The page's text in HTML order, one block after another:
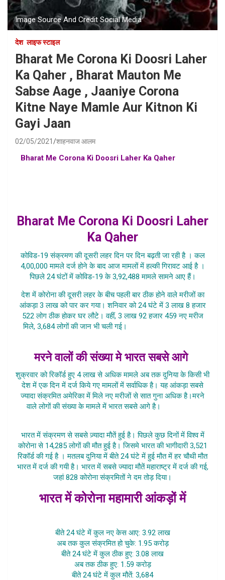
Image Source And Credit Social Media
देश लाइफ स्टाइल
Bharat Me Corona Ki Doosri Laher
Ka Qaher , Bharat Mauton Me
Sabse Aage , Jaaniye Corona
Kitne Naye Mamle Aur Kitnon Ki
Gayi Jaan
02/05/2021 शाहनवाज आलम
Bharat Me Corona Ki Doosri Laher Ka Qaher
Bharat Me Corona Ki Doosri Laher
Ka Qaher
कोविड-19 संक्रमण की दूसरी लहर दिन पर दिन बढ़ती जा रही है । कल
4,00,000 मामले दर्ज होने के बाद आज मामलों में हल्की गिरावट आई है ।
पिछले 24 घंटों में कोविड-19 के 3,92,488 मामले सामने आए हैं।
देश में कोरोना की दूसरी लहर के बीच पहली बार ठीक होने वाले मरीजों का
आंकड़ा 3 लाख को पार कर गया। शनिवार को 24 घंटे में 3 लाख 8 हजार
522 लोग ठीक होकर घर लौटे। वहीं, 3 लाख 92 हजार 459 नए मरीज
मिले, 3,684 लोगों की जान भी चली गई।
मरने वालों की संख्या मे भारत सबसे आगे
शुक्रवार को रिकॉर्ड हुए 4 लाख से अधिक मामले अब तक दुनिया के किसी भी
देश में एक दिन में दर्ज किये गए मामलों में सर्वाधिक है। यह आंकड़ा सबसे
ज्यादा संक्रमित अमेरिका में मिले नए मरीजों से सात गुना अधिक है।मरने
वाले लोगों की संख्या के मामले में भारत सबसे आगे है।
भारत में संक्रमण से सबसे ज़्यादा मौतें हुई है। पिछले कुछ दिनों में विश्व में
कोरोना से 14,285 लोगों की मौत हुई है। जिसमे भारत की भागीदारी 3,521
रिकॉर्ड की गई है । मतलब दुनिया में बीते 24 घंटे में हुई मौत में हर चौथी मौत
भारत में दर्ज की गयी है। भारत में सबसे ज्यादा मौतें महाराष्ट्र में दर्ज की गई,
जहां 828 कोरोना संक्रमितों ने दम तोड़ दिया।
भारत में कोरोना महामारी आंकड़ों में
बीते 24 घंटे में कुल नए केस आए: 3.92 लाख
अब तक कुल संक्रमित हो चुके: 1.95 करोड़
बीते 24 घंटे में कुल ठीक हुए: 3.08 लाख
अब तक ठीक हुए: 1.59 करोड़
बीते 24 घंटे में कुल मौतें: 3,684